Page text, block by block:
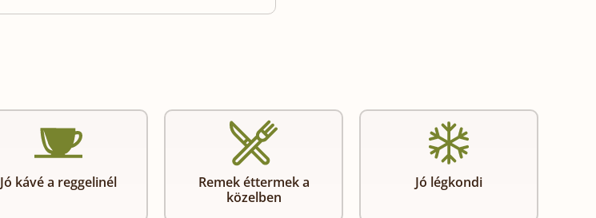
Jó kávé a reggelinél
Remek éttermek a
közelben
Jó légkondi